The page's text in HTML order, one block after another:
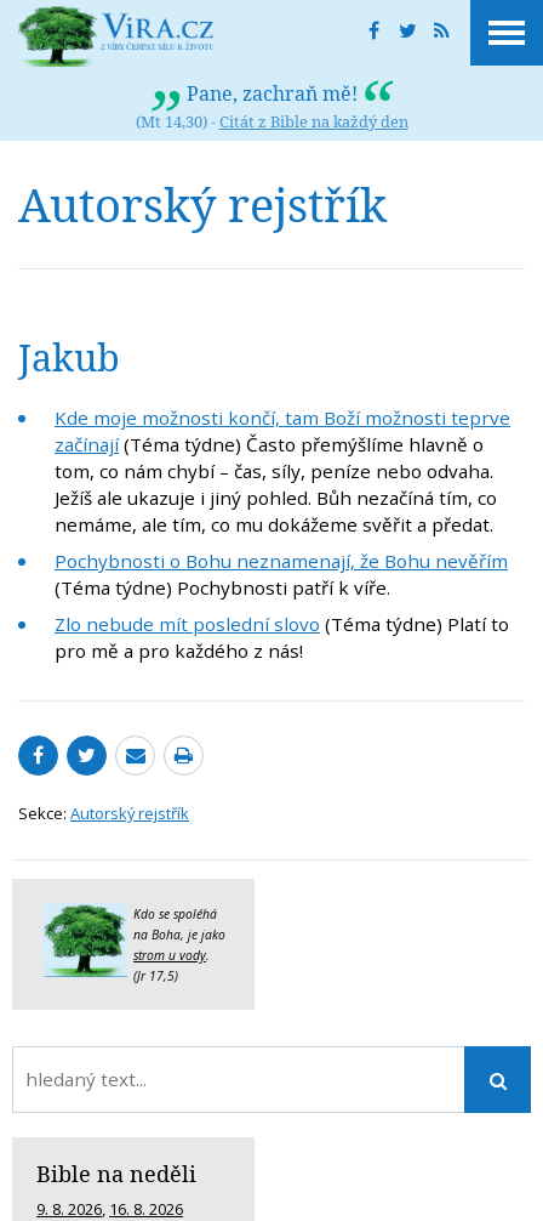
Pane, zachraň mě!
(Mt 14,30) -Citát z Bible na každý den
Autorský rejstřík
Jakub
Kde moje možnosti končí, tam Boží možnosti teprve
začínají(Téma týdne) Často přemýšlíme hlavně o
tom, co nám chybí – čas, síly, peníze nebo odvaha.
Ježíš ale ukazuje i jiný pohled. Bůh nezačíná tím, co
nemáme, ale tím, co mu dokážeme svěřit a předat.
Pochybnosti o Bohu neznamenají, že Bohu nevěřím
(Téma týdne) Pochybnosti patří k víře.
Zlo nebude mít poslední slovo (Téma týdne) Platí to
pro mě a pro každého z nás!
Sekce: Autorský rejstřík
Kdo se spoléhá
na Boha, je jako
strom u vody.
(Jr 17,5)
Bible na neděli
9. 8. 2026, 16. 8. 2026